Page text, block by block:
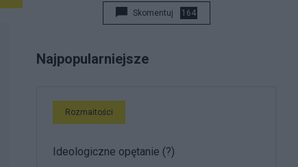
Skomentuj 164
Najpopularniejsze
Rozmaitości
Ideologiczne opętanie (?)